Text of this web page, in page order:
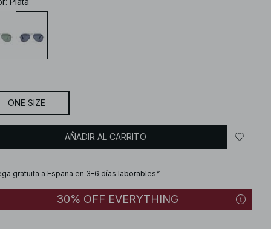
ONE SIZE
AÑADIR AL CARRITO
gratuita a España en 3-6 días laborables*
30% OFF EVERYTHING